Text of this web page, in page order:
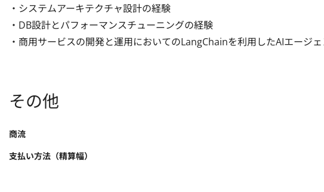
・システムアーキテクチャ設計の経験
・DB設計とパフォーマンスチューニングの経験
・商用サービスの開発と運用においてのLangChainを利用したAIエージ
その他
商流
支払い方法（精算幅）